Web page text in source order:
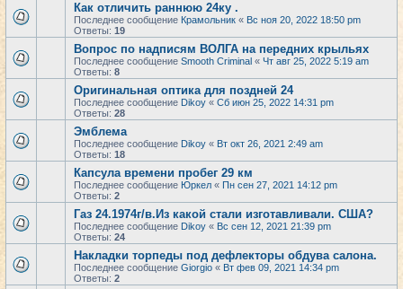
Как отличить раннюю 24ку .
Последнее сообщение Крамольник « Вс ноя 20, 2022 18:50 pm
Ответы: 19
Вопрос по надписям ВОЛГА на передних крыльях
Последнее сообщение Smooth Criminal « Чт авг 25, 2022 5:19 am
Ответы: 8
Оригинальная оптика для поздней 24
Последнее сообщение Dikoy « Сб июн 25, 2022 14:31 pm
Ответы: 28
Эмблема
Последнее сообщение Dikoy « Вт окт 26, 2021 2:49 am
Ответы: 18
Капсула времени пробег 29 км
Последнее сообщение Юркел « Пн сен 27, 2021 14:12 pm
Ответы: 2
Газ 24.1974г/в.Из какой стали изготавливали. США?
Последнее сообщение Dikoy « Вс сен 12, 2021 21:39 pm
Ответы: 24
Накладки торпеды под дефлекторы обдува салона.
Последнее сообщение Giorgio « Вт фев 09, 2021 14:34 pm
Ответы: 2